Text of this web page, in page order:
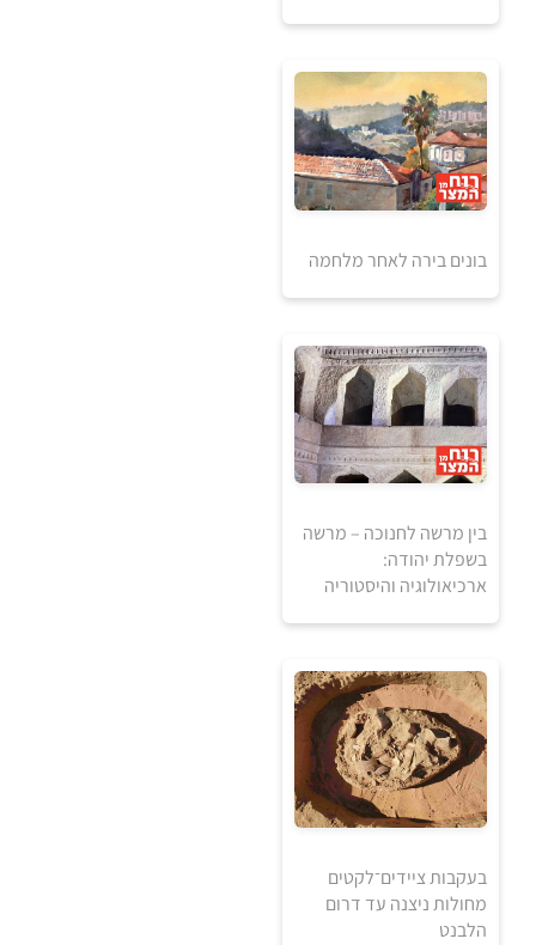
5
₪
5
₪
למידע ולרכישה
5
₪
5
₪
למידע ולרכישה
בונים בירה לאחר מלחמה
בין מרשה לחנוכה – מרשה
בשפלת יהודה:
ארכיאולוגיה והיסטוריה
בעקבות ציידים־לקטים
מחולות ניצנה עד דרום
הלבנט